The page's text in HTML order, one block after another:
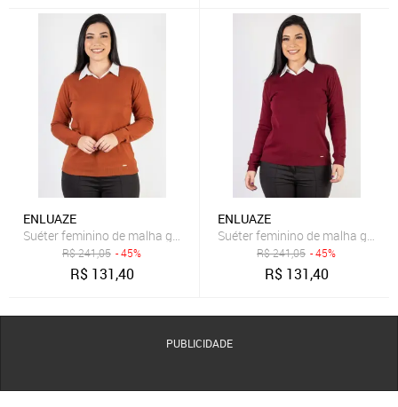
ENLUAZE
Suéter feminino de malha gola V 60004 - Terracota
R$241,05 - 45%
R$ 131,40
ENLUAZE
Suéter feminino de malha gola
R$241,05 - 45%
R$ 131,40
PUBLICIDADE